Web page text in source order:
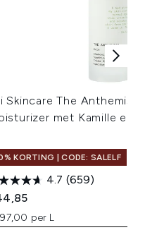
Skincare The Anthemis
met Kamille en
KORTING | CODE: SALELF
4.7 (659)
per L